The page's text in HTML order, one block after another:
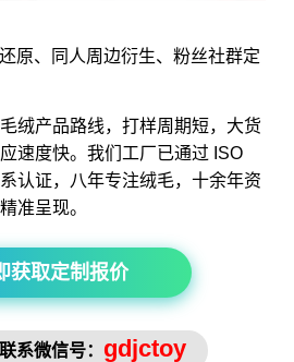
原、同人周边衍生、粉丝社群定
绒产品路线，打样周期短，大货
速度快。我们工厂已通过 ISO
认证，八年专注绒毛，十余年资
准呈现。
获取定制报价
系微信号： gdjctoy